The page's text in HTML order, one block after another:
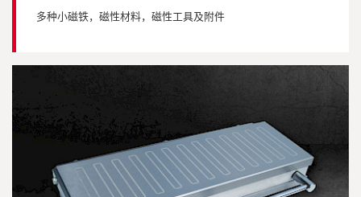
多种小磁铁，磁性材料，磁性工具及附件